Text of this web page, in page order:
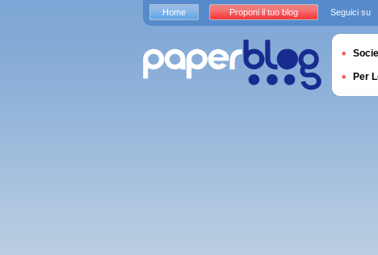
Home Proponi il tuo blog Seguici su
Per